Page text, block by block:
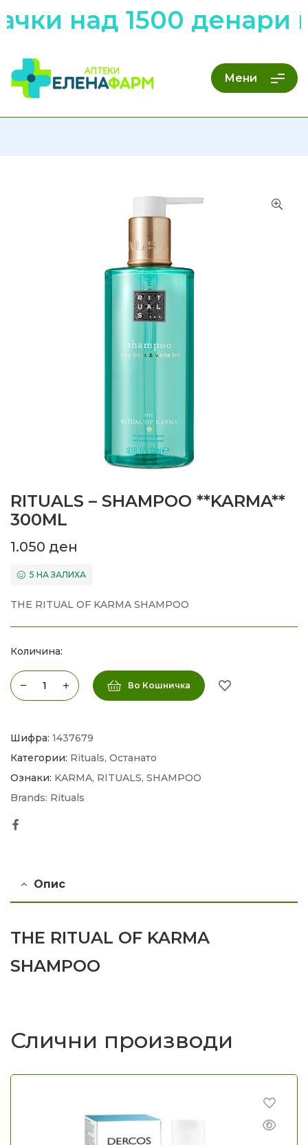
над 1500 денари
Мени
RITUALS – SHAMPOO **KARMA**
300ML
1.050 ден
5 НА ЗАЛИХА
THE RITUAL OF KARMA SHAMPOO
Количина:
Во Кошничка
Шифра: 1437679
Категории: Rituals, Останато
Ознаки: KARMA, RITUALS, SHAMPOO
Brands: Rituals
Опис
THE RITUAL OF KARMA
SHAMPOO
Слични производи